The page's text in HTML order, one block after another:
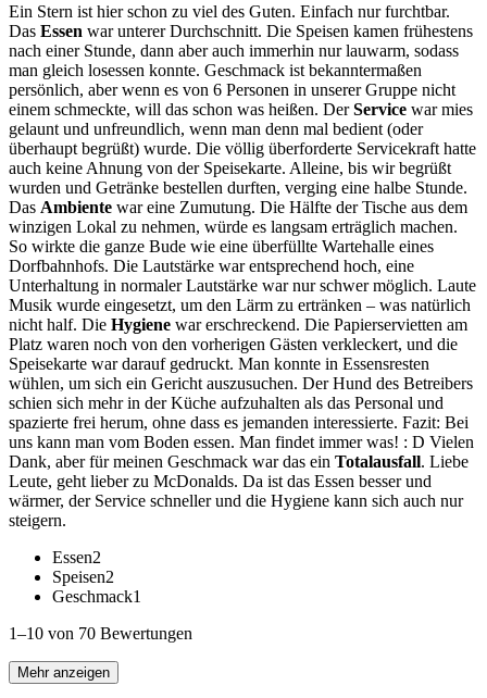
Ein Stern ist hier schon zu viel des Guten. Einfach nur furchtbar.
Das Essen war unterer Durchschnitt. Die Speisen kamen frühestens
nach einer Stunde, dann aber auch immerhin nur lauwarm, sodass
man gleich losessen konnte. Geschmack ist bekanntermaßen
persönlich, aber wenn es von 6 Personen in unserer Gruppe nicht
einem schmeckte, will das schon was heißen. DerService war mies
gelaunt und unfreundlich, wenn man denn mal bedient (oder
überhaupt begrüßt) wurde. Die völlig überforderte Servicekraft hatte
auch keine Ahnung von der Speisekarte. Alleine, bis wir begrüßt
wurden und Getränke bestellen durften, verging eine halbe Stunde.
Das Ambiente war eine Zumutung. Die Hälfte der Tische aus dem
winzigen Lokal zu nehmen, würde es langsam erträglich machen.
So wirkte die ganze Bude wie eine überfüllte Wartehalle eines
Dorfbahnhofs. Die Lautstärke war entsprechend hoch, eine
Unterhaltung in normaler Lautstärke war nur schwer möglich. Laute
Musik wurde eingesetzt, um den Lärm zu ertränken – was natürlich
nicht half. Die Hygiene war erschreckend. Die Papierservietten am
Platz waren noch von den vorherigen Gästen verkleckert, und die
Speisekarte war darauf gedruckt. Man konnte in Essensresten
wühlen, um sich ein Gericht auszusuchen. Der Hund des Betreibers
schien sich mehr in der Küche aufzuhalten als das Personal und
spazierte frei herum, ohne dass es jemanden interessierte. Fazit: Bei
uns kann man vom Boden essen. Man findet immer was! : D Vielen
Dank, aber für meinen Geschmack war das ein Totalausfall. Liebe
Leute, geht lieber zu McDonalds. Da ist das Essen besser und
wärmer, der Service schneller und die Hygiene kann sich auch nur
steigern.
Essen2
Speisen2
Geschmack1
1–10 von 70 Bewertungen
Mehr anzeigen